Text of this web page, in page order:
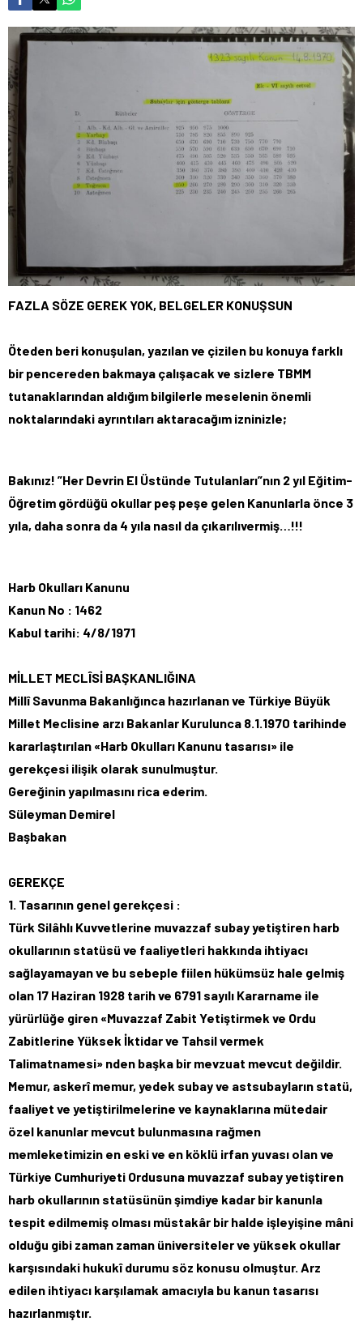
FAZLA SÖZE GEREK YOK, BELGELER KONUŞSUN
Öteden beri konuşulan, yazılan ve çizilen bu konuya farklı
bir pencereden bakmaya çalışacak ve sizlere TBMM
tutanaklarından aldığım bilgilerle meselenin önemli
noktalarındaki ayrıntıları aktaracağım izninizle;
Bakınız! ”Her Devrin El Üstünde Tutulanları”nın 2 yıl Eğitim-
Öğretim gördüğü okullar peş peşe gelen Kanunlarla önce 3
yıla, daha sonra da 4 yıla nasıl da çıkarılıvermiş…!!!
Harb Okulları Kanunu
Kanun No : 1462
Kabul tarihi: 4/8/1971
MİLLET MECLÎSİ BAŞKANLIĞINA
Millî Savunma Bakanlığınca hazırlanan ve Türkiye Büyük
Millet Meclisine arzı Bakanlar Kurulunca 8.1.1970 tarihinde
kararlaştırılan «Harb Okulları Kanunu tasarısı» ile
gerekçesi ilişik olarak sunulmuştur.
Gereğinin yapılmasını rica ederim.
Süleyman Demirel
Başbakan
GEREKÇE
1. Tasarının genel gerekçesi :
Türk Silâhlı Kuvvetlerine muvazzaf subay yetiştiren harb
okullarının statüsü ve faaliyetleri hakkında ihtiyacı
sağlayamayan ve bu sebeple fiilen hükümsüz hale gelmiş
olan 17 Haziran 1928 tarih ve 6791 sayılı Kararname ile
yürürlüğe giren «Muvazzaf Zabit Yetiştirmek ve Ordu
Zabitlerine Yüksek İktidar ve Tahsil vermek
Talimatnamesi» nden başka bir mevzuat mevcut değildir.
Memur, askerî memur, yedek subay ve astsubayların statü,
faaliyet ve yetiştirilmelerine ve kaynaklarına mütedair
özel kanunlar mevcut bulunmasına rağmen
memleketimizin en eski ve en köklü irfan yuvası olan ve
Türkiye Cumhuriyeti Ordusuna muvazzaf subay yetiştiren
harb okullarının statüsünün şimdiye kadar bir kanunla
tespit edilmemiş olması müstakâr bir halde işleyişine mâni
olduğu gibi zaman zaman üniversiteler ve yüksek okullar
karşısındaki hukukî durumu söz konusu olmuştur. Arz
edilen ihtiyacı karşılamak amacıyla bu kanun tasarısı
hazırlanmıştır.